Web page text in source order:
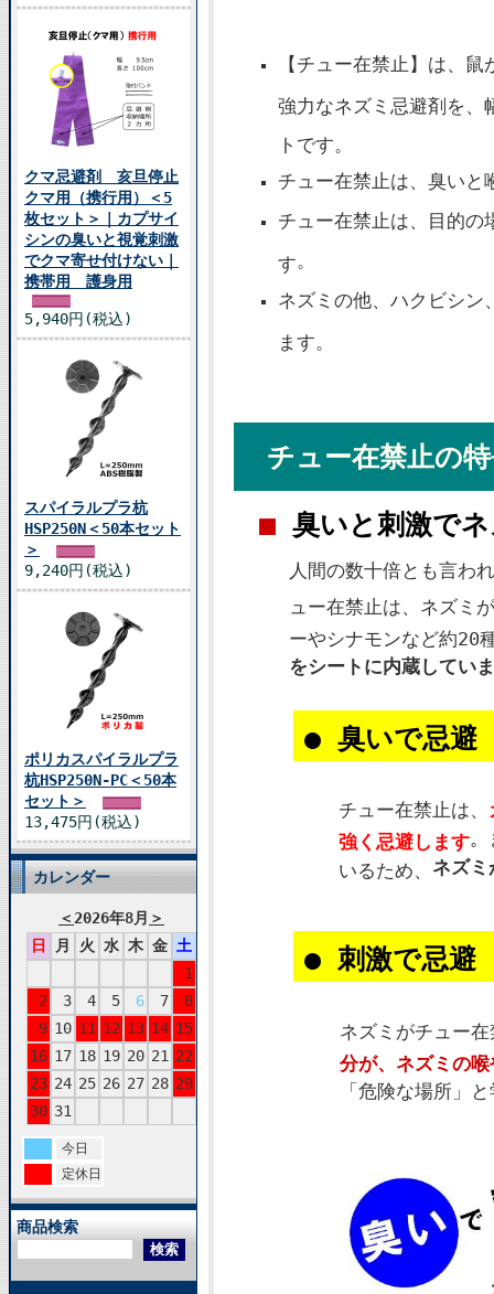
クマ忌避剤 亥旦停止
クマ用（携行用）＜5
枚セット＞｜カプサイ
シンの臭いと視覚刺激
でクマ寄せ付けない｜
携帯用 護身用
5,940円(税込)
スパイラルプラ杭
HSP250N＜50本セット
＞
9,240円(税込)
ポリカスパイラルプラ
杭HSP250N-PC＜50本
セット＞
13,475円(税込)
カレンダー
＜ 2026年8月 ＞
日
月 火 水 木 金 土
1
2
3 4 5 6 7
8
9 10 11 12 13 14 15
16 17 18 19 20 21 22
23 24 25 26 27 28 29
30 31
今日
定休日
商品検索
【チュー在禁止】は、
強力なネズミ忌避剤を、
トです。
チュー在禁止は、臭いと
チュー在禁止は、目的の
す。
ネズミの他、ハクビシン
ます。
チュー在禁止の
■ 臭いと刺激で
人間の数十倍とも言わ
ュー在禁止は、ネズミ
ーやシナモンなど約20
をシートに内蔵してい
● 臭いで忌避
チュー在禁止は、
強く忌避します。
いるため、 ネズ
● 刺激で忌避
ネズミがチュー
分が、ネズミの
「危険な場所」